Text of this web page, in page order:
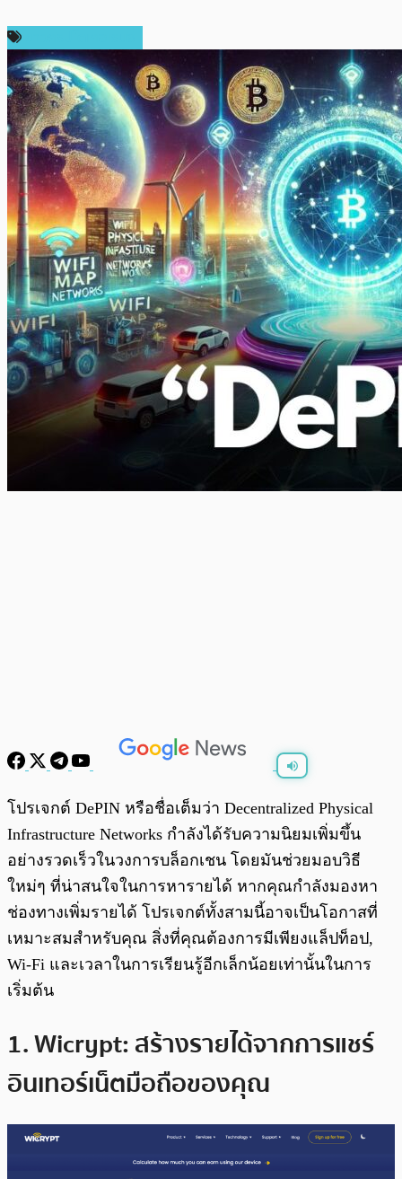
พร้อมเล่น
โปรเจกต์ DePIN หรือชื่อเต็มว่า Decentralized Physical
Infrastructure Networks กำลังได้รับความนิยมเพิ่มขึ้น
อย่างรวดเร็วในวงการบล็อกเชน โดยมันช่วยมอบวิธี
ใหม่ๆ ที่น่าสนใจในการหารายได้ หากคุณกำลังมองหา
ช่องทางเพิ่มรายได้ โปรเจกต์ทั้งสามนี้อาจเป็นโอกาสที่
เหมาะสมสำหรับคุณ สิ่งที่คุณต้องการมีเพียงแล็ปท็อป,
Wi-Fi และเวลาในการเรียนรู้อีกเล็กน้อยเท่านั้นในการ
เริ่มต้น
1. Wicrypt: สร้างรายได้จากการแชร์
อินเทอร์เน็ตมือถือของคุณ